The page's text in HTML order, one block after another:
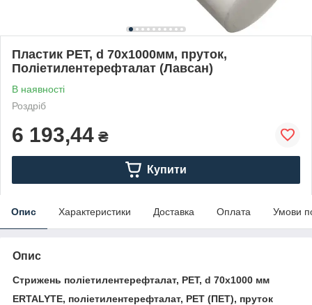
Пластик PET, d 70х1000мм, пруток,
Поліетилентерефталат (Лавсан)
В наявності
Роздріб
6 193,44 ₴
Купити
Опис Характеристики Доставка Оплата Умови
Опис
Стрижень поліетилентерефталат, PET, d 70х1000 мм
ERTALYTE, поліетилентерефталат, PET (ПЕТ), пруток